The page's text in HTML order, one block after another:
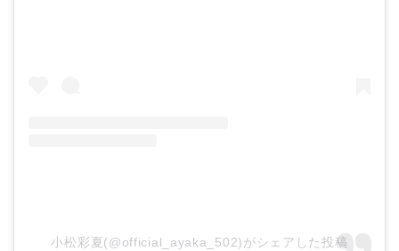
小松彩夏(@official_ayaka_502)がシェアした投稿